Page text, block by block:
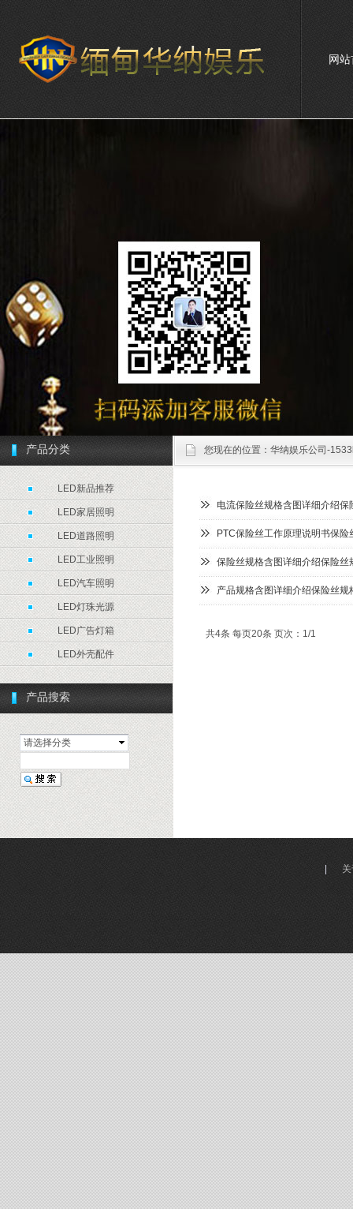
网
产品搜索
请选择分类
电流保险丝规格含图详细介绍
PTC保险丝工作原理说明书保险
保险丝规格含图详细介绍保险丝
产品规格含图详细介绍保险丝规
共4条 每页20条 页次：1/1
产品分类
LED新品推荐
LED家居照明
LED道路照明
LED工业照明
LED汽车照明
LED灯珠光源
LED广告灯箱
LED外壳配件
您现在的位置： 华纳娱乐公司-